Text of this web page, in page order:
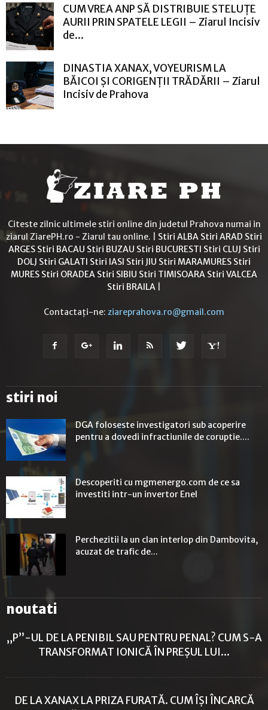
CUM VREA ANP SĂ DISTRIBUIE STELUȚE
AURII PRIN SPATELE LEGII – Ziarul Incisiv
de...
DINASTIA XANAX, VOYEURISM LA
BĂICOI ȘI CORIGENȚII TRĂDĂRII – Ziarul
Incisiv de Prahova
Citeste zilnic ultimele stiri online din judetul Prahova numai in
ziarul ZiarePH.ro - Ziarul tau online. | Stiri ALBA Stiri ARAD Stiri
ARGES Stiri BACAU Stiri BUZAU Stiri BUCURESTI Stiri CLUJ Stiri
DOLJ Stiri GALATI Stiri IASI Stiri JIU Stiri MARAMURES Stiri
MURES Stiri ORADEA Stiri SIBIU Stiri TIMISOARA Stiri VALCEA
Stiri BRAILA
Contactați-ne: ziareprahova.ro@gmail.com
stiri noi
DGA foloseste investigatori sub acoperire
pentru a dovedi infractiunile de coruptie....
Descoperiti cu mgmenergo.com de ce sa
investiti intr-un invertor Enel
Perchezitii la un clan interlop din Dambovita,
acuzat de trafic de...
noutati
„P”-UL DE LA PENIBIL SAU PENTRU PENAL? CUM S-A
TRANSFORMAT IONICĂ ÎN PREȘUL LUI...
DE LA XANAX LA PRIZA FURATĂ. CUM ÎȘI ÎNCARCĂ